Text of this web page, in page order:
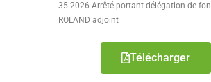
- - Espace culturel « La Scène »
- - Espace Musical
- Emploi Insertion Jeunes
35-2026 Arrêté portant délégation de
ROLAND adjoint
Télécharger